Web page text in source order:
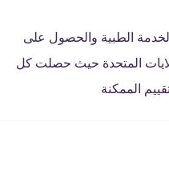
الطبية والحصول على
المتحدة حيث حصلت كل
الممكنة